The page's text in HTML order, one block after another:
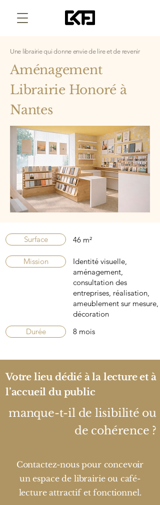
Une librairie qui donne envie de lire et de revenir
Aménagement
Librairie Honoré à
Nantes
Surface 46 m²
Mission
Identité visuelle,
aménagement,
consultation des
entreprises, réalisation,
ameublement sur mesure,
décoration
Durée
8 mois
Votre lieu dédié à la lecture et à
l’accueil du public
manque-t-il de lisibilité ou
de cohérence ?
Contactez-nous pour concevoir
un espace de librairie ou café-
lecture attractif et fonctionnel.